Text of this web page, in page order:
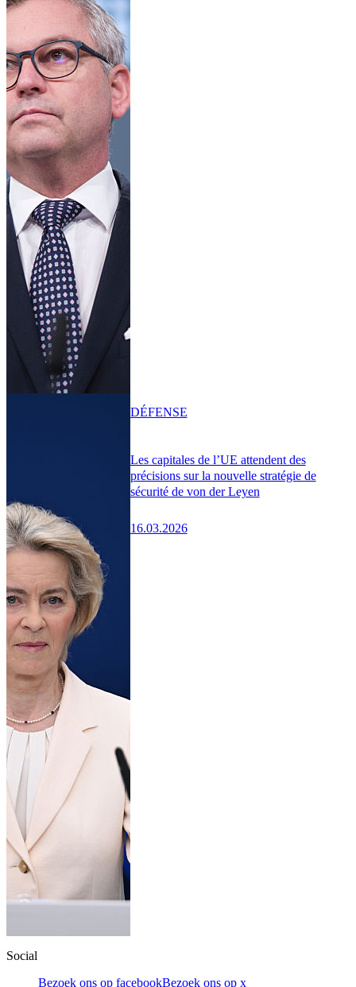
Les capitales de l’UE attendent des
précisions sur la nouvelle stratégie de
sécurité de von der Leyen
16.03.2026
DÉFENSE
Social
Bezoek ons op facebookBezoek ons op x